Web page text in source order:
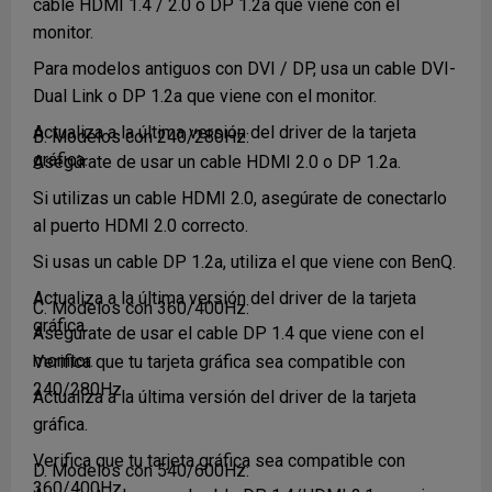
cable HDMI 1.4 / 2.0 o DP 1.2a que viene con el
monitor.
Para modelos antiguos con DVI / DP, usa un cable DVI-
Dual Link o DP 1.2a que viene con el monitor.
Actualiza a la última versión del driver de la tarjeta
gráfica.
B. Modelos con 240/280Hz:
Asegúrate de usar un cable HDMI 2.0 o DP 1.2a.
Si utilizas un cable HDMI 2.0, asegúrate de conectarlo
al puerto HDMI 2.0 correcto.
Si usas un cable DP 1.2a, utiliza el que viene con BenQ.
Actualiza a la última versión del driver de la tarjeta
gráfica.
Verifica que tu tarjeta gráfica sea compatible con
240/280Hz.
C. Modelos con 360/400Hz:
Asegúrate de usar el cable DP 1.4 que viene con el
monitor.
Actualiza a la última versión del driver de la tarjeta
gráfica.
Verifica que tu tarjeta gráfica sea compatible con
D. Modelos con 540/600Hz: